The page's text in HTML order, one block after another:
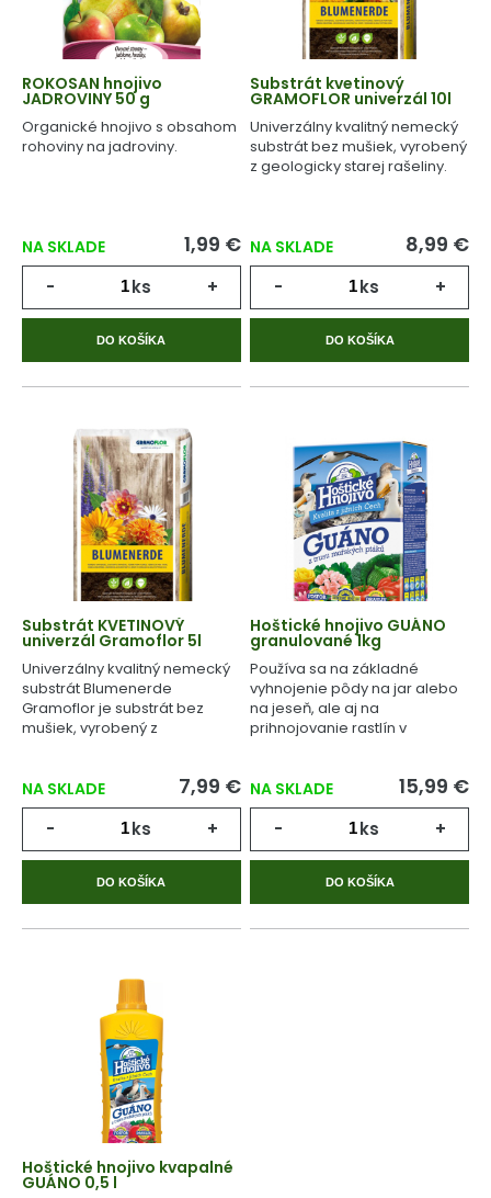
ROKOSAN hnojivo
JADROVINY 50 g
Organické hnojivo s obsahom
rohoviny na jadroviny.
NA SKLADE 1,99 €
- ks +
DO KOŠÍKA
Substrát kvetinový
GRAMOFLOR univerzál 10l
Univerzálny kvalitný nemecký
substrát bez mušiek, vyrobený
z geologicky starej rašeliny.
NA SKLADE 8,99 €
- ks +
DO KOŠÍKA
Substrát KVETINOVÝ
univerzál Gramoflor 5l
Univerzálny kvalitný nemecký
substrát Blumenerde
Gramoflor je substrát bez
mušiek, vyrobený z
NA SKLADE 7,99 €
- ks +
DO KOŠÍKA
Hoštické hnojivo GUÁNO
granulované 1kg
Používa sa na základné
vyhnojenie pôdy na jar alebo
na jeseň, ale aj na
prihnojovanie rastlín v
NA SKLADE 15,99 €
- ks +
DO KOŠÍKA
Hoštické hnojivo kvapalné
GUÁNO 0,5 l